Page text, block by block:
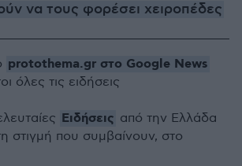
να τους φορέσει χειροπέδες
protothema.gr στο Google News
όλες τις ειδήσεις
Ειδήσεις από την Ελλάδα
στιγμή που συμβαίνουν, στο